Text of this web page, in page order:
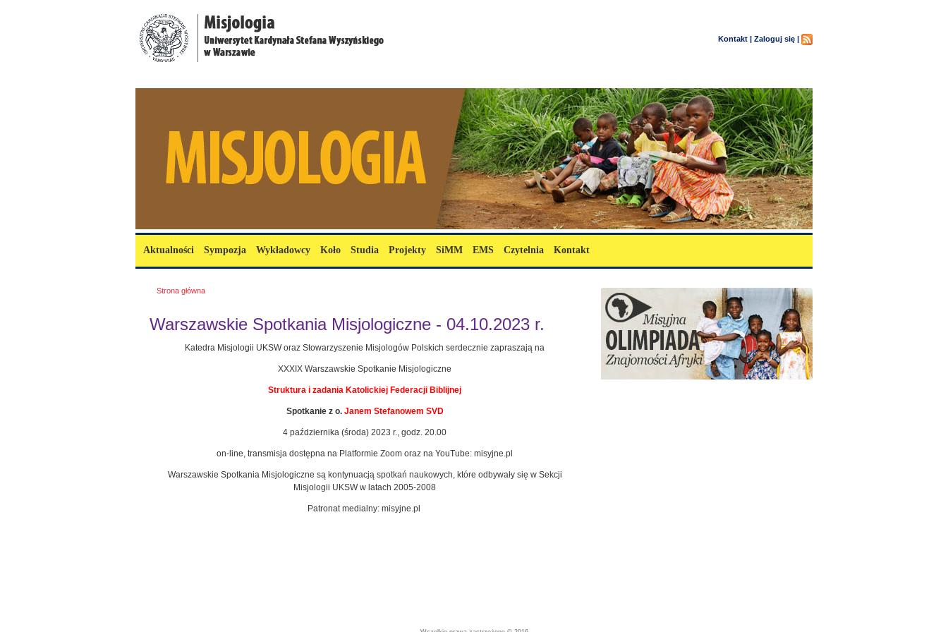
Kontakt | Zaloguj się |
Menu główne
Aktualności Sympozja Wykładowcy Koło Studia Projekty SiMM EMS Czytelnia Kontakt
Jesteś tutaj
Strona główna
Warszawskie Spotkania Misjologiczne - 04.10.2023 r.
Katedra Misjologii UKSW oraz Stowarzyszenie Misjologów Polskich serdecznie zapraszają na
XXXIX Warszawskie Spotkanie Misjologiczne
Struktura i zadania Katolickiej Federacji Biblijnej
Spotkanie z o. Janem Stefanowem SVD
4 października (środa) 2023 r., godz. 20.00
on-line, transmisja dostępna na Platformie Zoom oraz na YouTube: misyjne.pl
Warszawskie Spotkania Misjologiczne są kontynuacją spotkań naukowych, które odbywały się w Sekcji
Misjologii UKSW w latach 2005-2008
Patronat medialny: misyjne.pl